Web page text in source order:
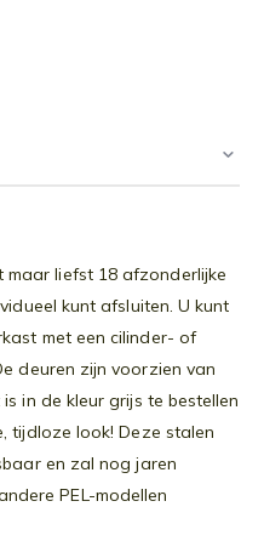
maar liefst 18 afzonderlijke
kunt afsluiten. U kunt
met een cilinder- of
deuren zijn voorzien van
in de kleur grijs te bestellen
tijdloze look! Deze stalen
en zal nog jaren
PEL-modellen